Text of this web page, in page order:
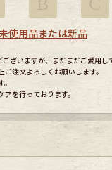
使用品または新品
ざいますが、まだまだご愛用し
注文よろしくお願いします。
を行っております。